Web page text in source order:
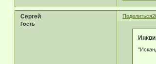
Поделиться
Сергей
Гость